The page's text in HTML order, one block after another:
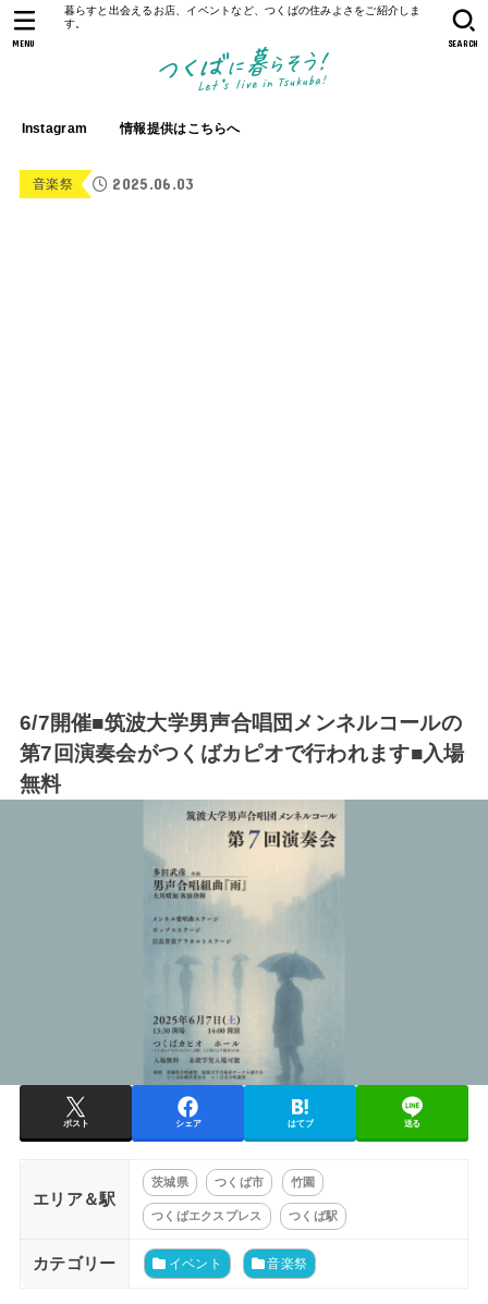
暮らすと出会えるお店、イベントなど、つくばの住みよさをご紹介しま
す。
Instagram 情報提供はこちらへ
SEARCH
MENU
音楽祭 2025.06.03
6/7開催■筑波大学男声合唱団メンネルコールの
第7回演奏会がつくばカピオで行われます■入場
無料
ポスト シェア はてブ 送る
エリア＆駅
茨城県 つくば市 竹園
つくばエクスプレス つくば駅
カテゴリー イベント 音楽祭